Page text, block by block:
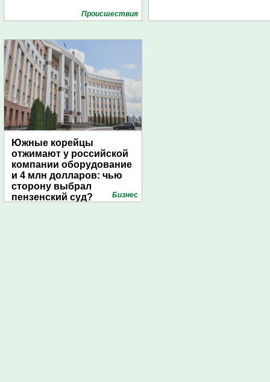
Проиcшествия
Южные корейцы
отжимают у российской
компании оборудование
и 4 млн долларов: чью
сторону выбрал
пензенский суд?
Бизнес